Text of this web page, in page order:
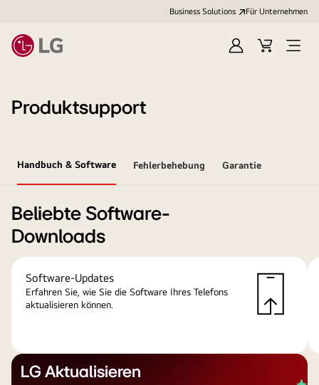
Business Solutions Für Unternehmen
Anmelden
Cart
Open
Produktsupport
Handbuch & Software Fehlerbehebung Garantie
Beliebte Software-
Downloads
Software-Updates
Erfahren Sie, wie Sie die Software Ihres Telefons
aktualisieren können.
LG Aktualisieren